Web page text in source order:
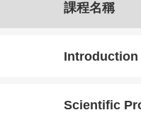
課程名稱
Introduction
Scientific